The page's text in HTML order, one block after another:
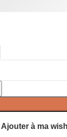
Ajouter à ma